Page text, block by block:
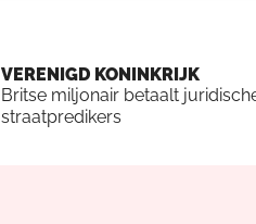
VERENIGD KONINKRIJK
Britse miljonair betaalt
straatpredikers